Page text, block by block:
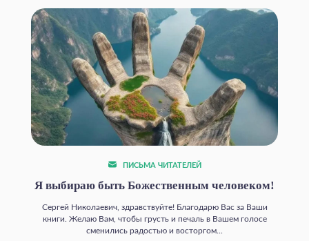
ПИСЬМА ЧИТАТЕЛЕЙ
Я выбираю быть Божественным человеком!
Сергей Николаевич, здравствуйте! Благодарю Вас за Ваши
книги. Желаю Вам, чтобы грусть и печаль в Вашем голосе
сменились радостью и восторгом...